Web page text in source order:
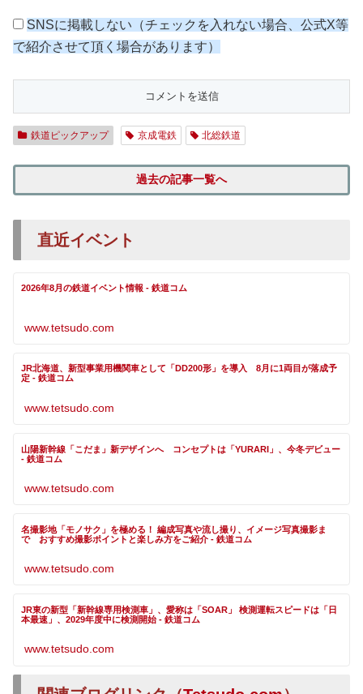
SNSに掲載しない（チェックを入れない場合、公式X等
で紹介させて頂く場合があります）
鉄道ピックアップ 京成電鉄 北総鉄道
過去の記事一覧へ
直近イベント
2026年8月の鉄道イベント情報 - 鉄道コム
www.tetsudo.com
JR北海道、新型事業用機関車として「DD200形」を導入 8月に1両目が落成予
定 - 鉄道コム
www.tetsudo.com
山陽新幹線「こだま」新デザインへ コンセプトは「YURARI」、今冬デビュー
- 鉄道コム
www.tetsudo.com
名撮影地「モノサク」を極める！ 編成写真や流し撮り、イメージ写真撮影ま
で おすすめ撮影ポイントと楽しみ方をご紹介 - 鉄道コム
www.tetsudo.com
JR東の新型「新幹線専用検測車」、愛称は「SOAR」 検測運転スピードは「日
本最速」、2029年度中に検測開始 - 鉄道コム
www.tetsudo.com